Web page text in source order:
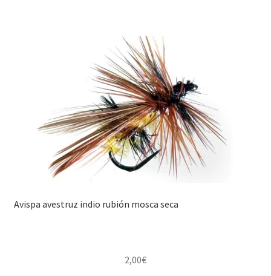
Avispa avestruz indio rubión mosca seca
2,00€